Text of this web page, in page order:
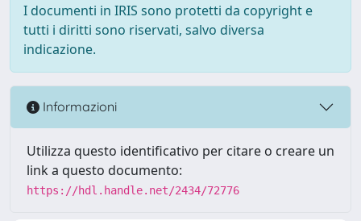
I documenti in IRIS sono protetti da copyright e
tutti i diritti sono riservati, salvo diversa
indicazione.
Informazioni
Utilizza questo identificativo per citare o creare un
link a questo documento:
https://hdl.handle.net/2434/72776